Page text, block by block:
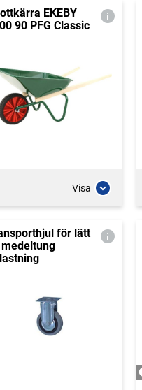
EKEBY
90 PFG Classic
Visa
för lätt